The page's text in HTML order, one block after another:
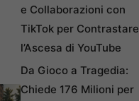
e Collaborazioni con
TikTok per Contrastare
l’Ascesa di YouTube
Da Gioco a Tragedia:
Chiede 176 Milioni per